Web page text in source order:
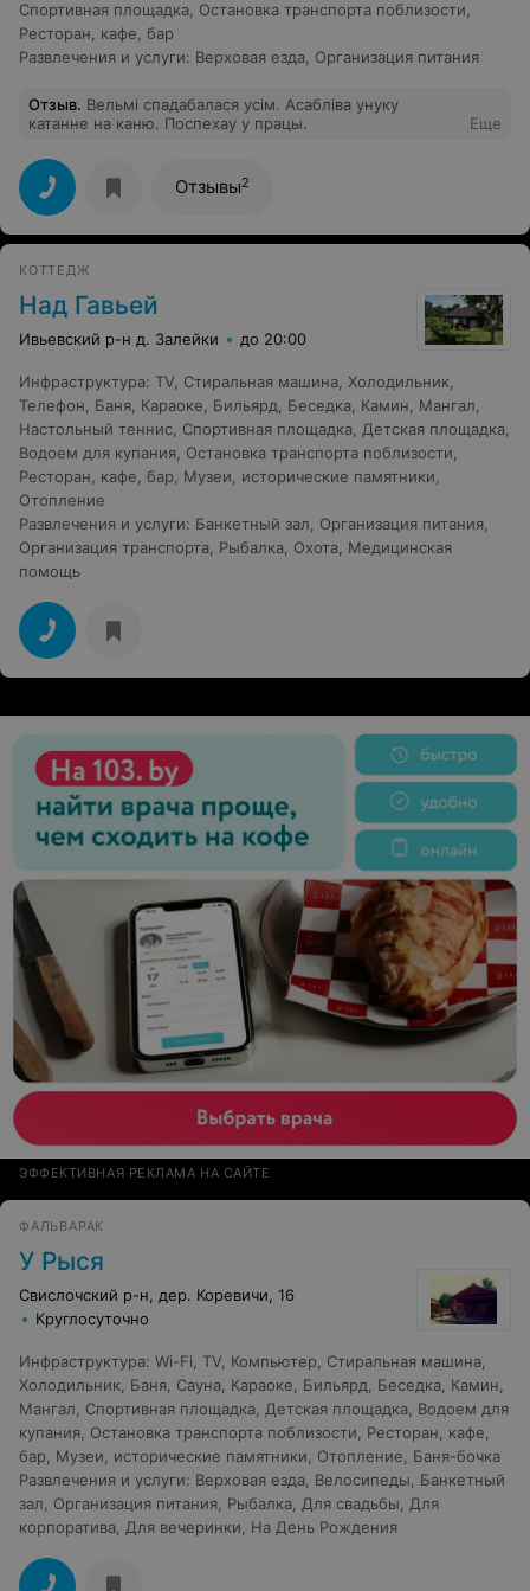
понадобилась))). Его владения – сказка. Попав в эту
сказку, которая находится в чистейшем сосновом лесу
с шикарным озером, захотелось остаться навсегда.
Удобные гостевые домики, шикарная баня, беседки,
сделали наш праздник не забываемым. Всем гостям от
мала до велика, нашлось занятие по душе и все
спасибо Ивану Антоновичу и его супруге за помощь в
организации, за вкуснейшую уху ранним утром, за
гостеприимство и тепло. С уважением, родившаяся на
ваших глазах семья Мойсейчук.
Спортивная площадка, Остановка транспорта поблизости,
Ресторан, кафе, бар
Развлечения и услуги: Верховая езда, Организация питания
Отзыв. Вельмi спадабалася усiм. Асаблiва унуку
катанне на каню. Поспехау у працы.
Еще
Отзывы2
КОТТЕДЖ
Над Гавьей
Ивьевский р-н д. Залейки до 20:00
Инфраструктура: TV, Стиральная машина, Холодильник,
Телефон, Баня, Караоке, Бильярд, Беседка, Камин, Мангал,
Настольный теннис, Спортивная площадка, Детская площадка,
Водоем для купания, Остановка транспорта поблизости,
Ресторан, кафе, бар, Музеи, исторические памятники,
Отопление
Развлечения и услуги: Банкетный зал, Организация питания,
Организация транспорта, Рыбалка, Охота, Медицинская
помощь
ЭФФЕКТИВНАЯ РЕКЛАМА НА САЙТЕ
ФАЛЬВАРАК
У Рыся
Свислочский р-н, дер. Коревичи, 16
Круглосуточно
Инфраструктура: Wi-Fi TV Компьютер Стиральная машина
Холодильник Баня Сауна Караоке Бильярд Беседка Камин
Мангал
Спортивная площадка Детская площадка Водоем для
купания Остановка транспорта поблизости
Ресторан, кафе,
бар
Музеи, исторические памятники Отопление
Баня-бочка
Развлечения и услуги: Верховая езда Велосипеды
Банкетный
зал
Организация питания Рыбалка Для свадьбы
Для
корпоратива Для вечеринки На День Рождения